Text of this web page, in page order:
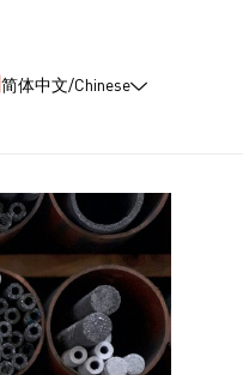
简体中文/Chinese